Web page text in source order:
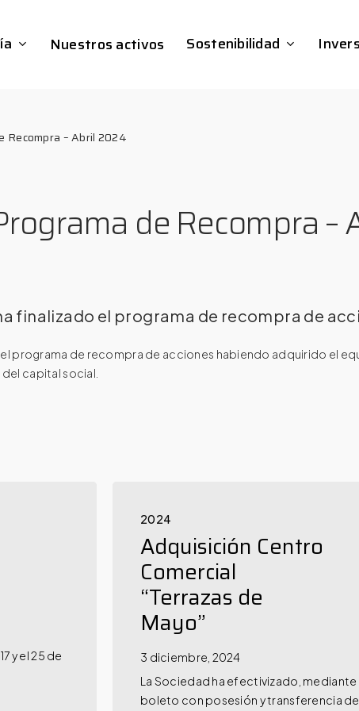
Nuestros activos Sostenibilidad
Recompra – Abril 2024
de Recompra –
finalizado el programa de recompra de
programa de recompra de acciones habiendo adquirido el
capital social.
y el 25 de
2024
Adquisición Centro
Comercial
“Terrazas de
Mayo”
3 diciembre, 2024
La Sociedad ha efectivizado, mediante
boleto con posesión y transferencia